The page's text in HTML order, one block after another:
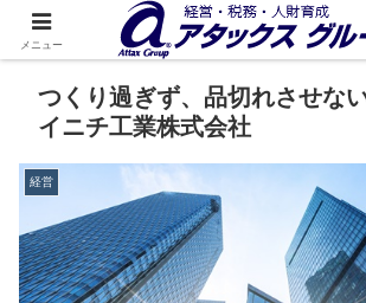
つくり過ぎず、品切れさせな
イニチ工業株式会社
経営
メニュー